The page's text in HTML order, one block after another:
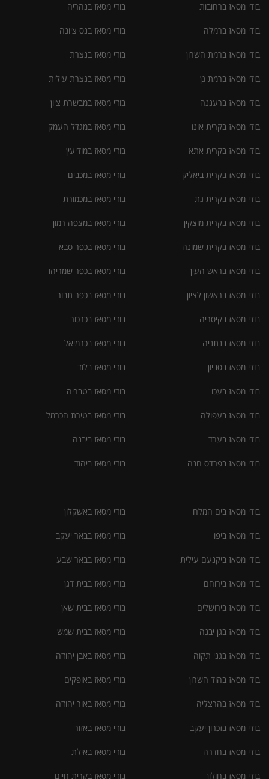
בודי מסאז ברחובות
בודי מסאז ברמלה
בודי מסאז ברמת השרון
בודי מסאז ברמת גן
בודי מסאז ברעננה
בודי מסאז בקרית אונו
בודי מסאז בקרית אתא
בודי מסאז בקרית ביאליק
בודי מסאז בקרית גת
בודי מסאז בקרית מוצקין
בודי מסאז בקרית שמונה
בודי מסאז בראש העין
בודי מסאז בראשון לציון
בודי מסאז בקיסריה
בודי מסאז בנתניה
בודי מסאז בסביון
בודי מסאז בעכו
בודי מסאז בעפולה
בודי מסאז בערד
בודי מסאז בפרדס חנה
בודי מסאז בנהריה
בודי מסאז בנס ציונה
בודי מסאז בנצרת
בודי מסאז בנצרת עילית
בודי מסאז במבשרת ציון
בודי מסאז במגדל העמק
בודי מסאז במודיעין
בודי מסאז במכבים
בודי מסאז במכמורת
בודי מסאז במצפה רמון
בודי מסאז בכפר סבא
בודי מסאז בכפר שמריהו
בודי מסאז בכפר תבור
בודי מסאז בכרכור
בודי מסאז בכרמיאל
בודי מסאז בלוד
בודי מסאז בטבריה
בודי מסאז בטירת הכרמל
בודי מסאז ביבנה
בודי מסאז ביהוד
בודי מסאז בים המלח
בודי מסאז ביפו
בודי מסאז ביקנעם עילית
בודי מסאז בירוחם
בודי מסאז בירושלים
בודי מסאז בגן יבנה
בודי מסאז בגני תקוה
בודי מסאז בהוד השרון
בודי מסאז בהרצליה
בודי מסאז בזכרון יעקב
בודי מסאז בחדרה
בודי מסאז בחולון
בודי מסאז באשקלון
בודי מסאז בבאר יעקב
בודי מסאז בבאר שבע
בודי מסאז בבית דגן
בודי מסאז בבית שאן
בודי מסאז בבית שמש
בודי מסאז באבן יהודה
בודי מסאז באופקים
בודי מסאז באור יהודה
בודי מסאז באזור
בודי מסאז באילת
בודי מסאז בקרית חיים